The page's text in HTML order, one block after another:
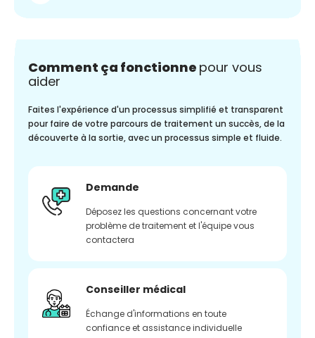
Comment ça fonctionne pour vous
aider
Faites l'expérience d'un processus simplifié et transparent
pour faire de votre parcours de traitement un succès, de la
découverte à la sortie, avec un processus simple et fluide.
Demande
Déposez les questions concernant votre
problème de traitement et l'équipe vous
contactera
Conseiller médical
Échange d'informations en toute
confiance et assistance individuelle